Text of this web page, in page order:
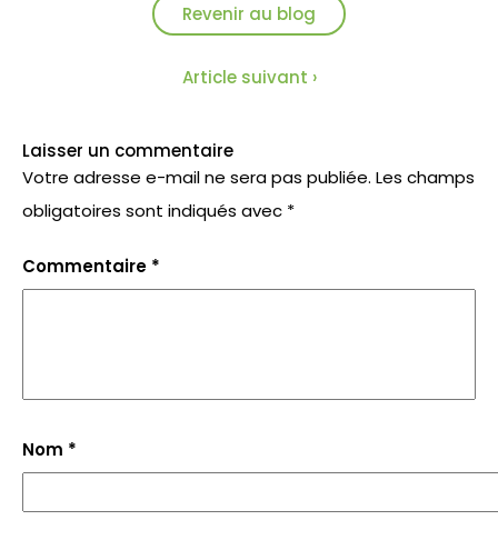
Revenir au blog
Article suivant ›
Laisser un commentaire
Votre adresse e-mail ne sera pas publiée. Les champs
obligatoires sont indiqués avec *
Commentaire *
Nom *